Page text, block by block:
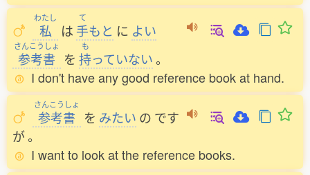
わたし
私 は
て
手もと に よい
さんこうしょ
参考書 を
も
持っていない。
I don't have any good reference book at hand.
さんこうしょ
参考書 を みたい の です
が。
I want to look at the reference books.